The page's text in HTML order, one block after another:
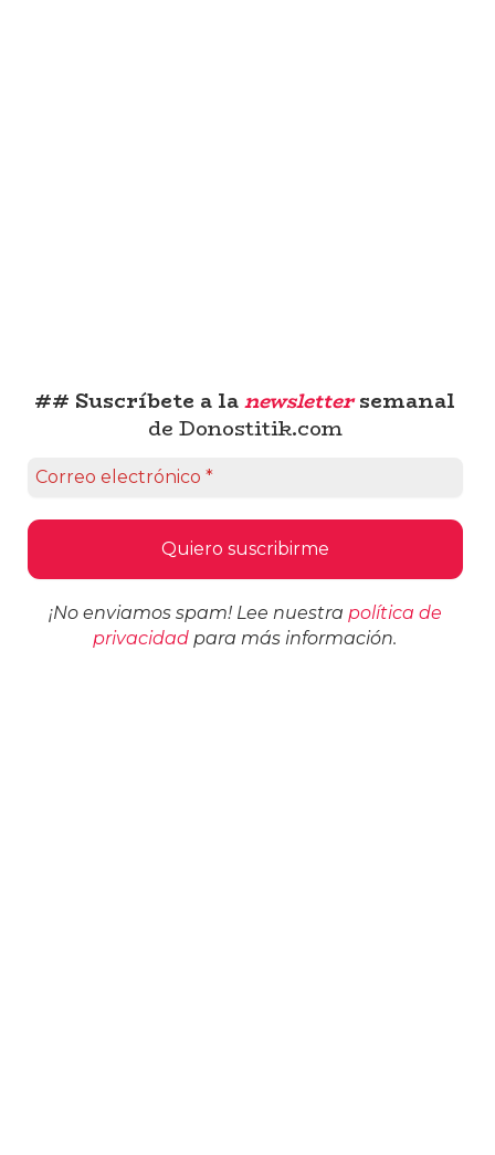
## Suscríbete a lanewslettersemanal
de Donostitik.com
¡No enviamos spam! Lee nuestra política de
privacidad para más información.